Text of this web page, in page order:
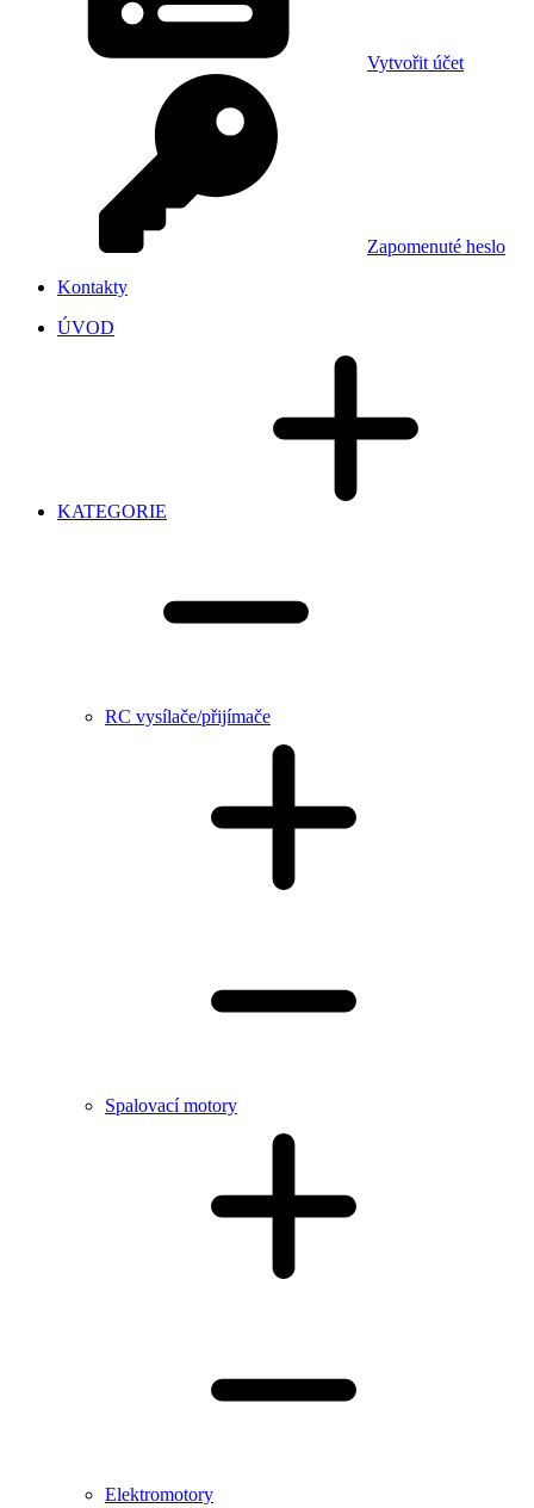
Vytvořit účet
Zapomenuté heslo
Kontakty
ÚVOD
KATEGORIE
RC vysílače/přijímače
Spalovací motory
Elektromotory